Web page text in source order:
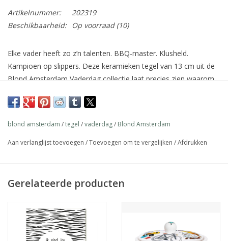
Artikelnummer:
202319
Beschikbaarheid:
Op voorraad(10)
Elke vader heeft zo z’n talenten. BBQ-master. Klusheld.
Kampioen op slippers. Deze keramieken tegel van 13 cm uit de
Blond Amsterdam Vaderdag collectie laat precies zien waarom
momenten is dit een decoratief én persoonlijk cadeau. Zet ‘m
mancave. Voor de vader die alles kan. En het liefst zelf doet.
Breedte: 13,00 cmHoogte: 0,50 cm Diepte: 13,00 cm
blond amsterdam /tegel /vaderdag/ Blond Amsterdam
Aan verlanglijst toevoegen /Toevoegen om te vergelijken /Afdrukken
Gerelateerde producten